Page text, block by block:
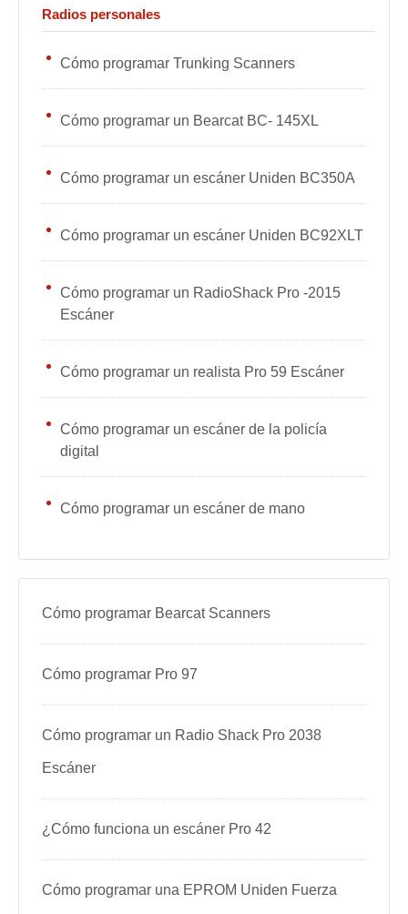
Radios personales
Cómo programar Trunking Scanners
Cómo programar un Bearcat BC- 145XL
Cómo programar un escáner Uniden BC350A
Cómo programar un escáner Uniden BC92XLT
Cómo programar un RadioShack Pro -2015
Escáner
Cómo programar un realista Pro 59 Escáner
Cómo programar un escáner de la policía
digital
Cómo programar un escáner de mano
Cómo programar Bearcat Scanners
Cómo programar Pro 97
Cómo programar un Radio Shack Pro 2038
Escáner
¿Cómo funciona un escáner Pro 42
Cómo programar una EPROM Uniden Fuerza